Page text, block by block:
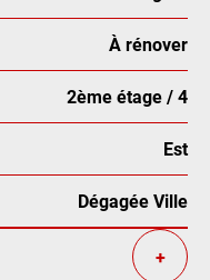
À rénover
2ème étage / 4
Est
Dégagée Ville
+